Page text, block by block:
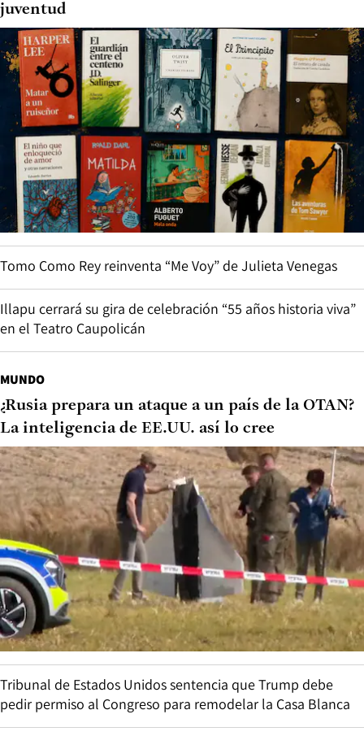
juventud
Tomo Como Rey reinventa “Me Voy” de Julieta Venegas
Illapu cerrará su gira de celebración “55 años historia viva”
en el Teatro Caupolicán
MUNDO
¿Rusia prepara un ataque a un país de la OTAN?
La inteligencia de EE.UU. así lo cree
Tribunal de Estados Unidos sentencia que Trump debe
pedir permiso al Congreso para remodelar la Casa Blanca